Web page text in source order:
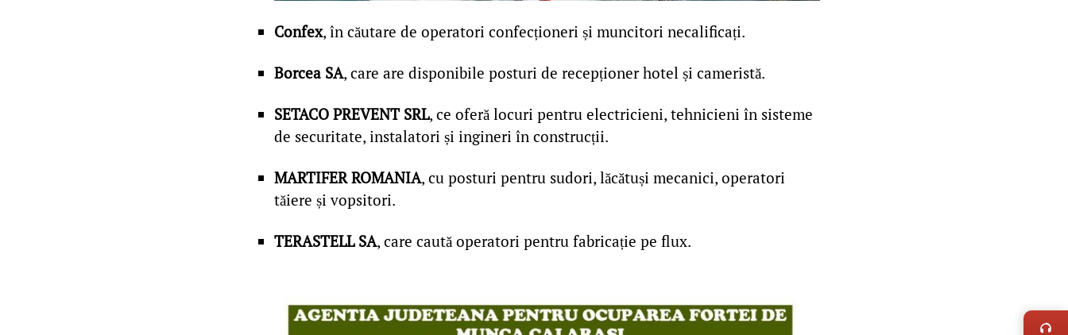
Confex, în căutare de operatori confecționeri și muncitori necalificați.
Borcea SA, care are disponibile posturi de recepționer hotel și cameristă.
SETACO PREVENT SRL, ce oferă locuri pentru electricieni, tehnicieni în sisteme
de securitate, instalatori și ingineri în construcții.
MARTIFER ROMANIA, cu posturi pentru sudori, lăcătuși mecanici, operatori
tăiere și vopsitori.
TERASTELL SA, care caută operatori pentru fabricație pe flux.